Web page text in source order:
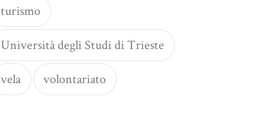
turismo
Università degli Studi di Trieste
vela volontariato